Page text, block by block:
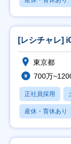
[レシチャレ]
東京都
700万
正社員採用
産休・育休あり